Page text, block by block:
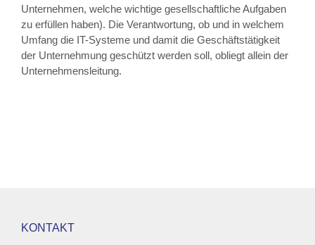
Unternehmen, welche wichtige gesellschaftliche Aufgaben
zu erfüllen haben). Die Verantwortung, ob und in welchem
Umfang die IT-Systeme und damit die Geschäftstätigkeit
der Unternehmung geschützt werden soll, obliegt allein der
Unternehmensleitung.
KONTAKT